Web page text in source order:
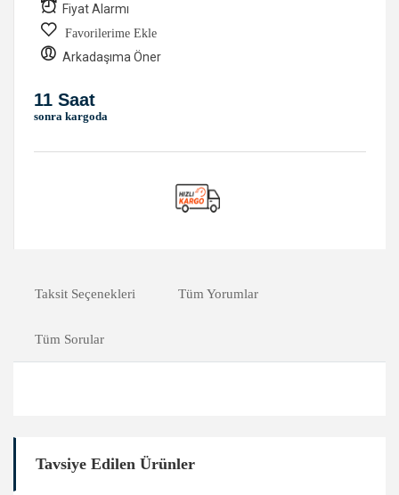
Fiyat Alarmı
Favorilerime Ekle
Arkadaşıma Öner
11 Saat
sonra kargoda
Taksit Seçenekleri Tüm Yorumlar
Tüm Sorular
Tavsiye Edilen Ürünler